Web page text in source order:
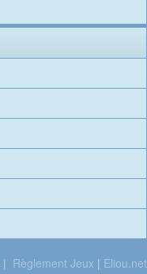
| Règlement Jeux | Eliou.net